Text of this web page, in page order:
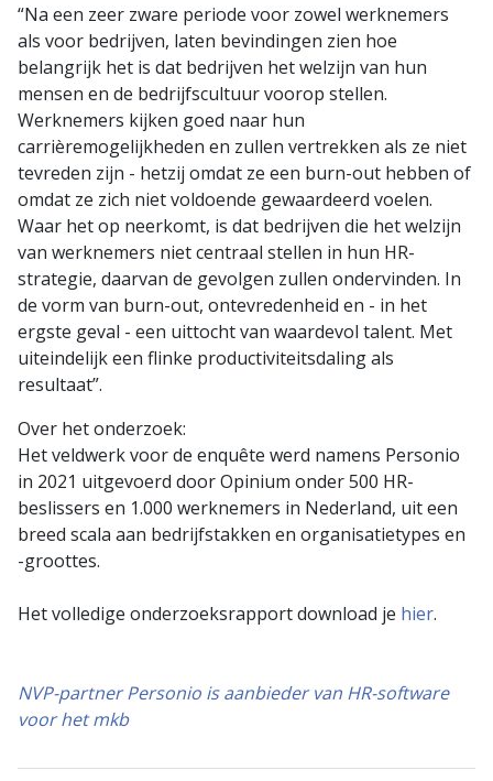
“Na een zeer zware periode voor zowel werknemers
als voor bedrijven, laten bevindingen zien hoe
belangrijk het is dat bedrijven het welzijn van hun
mensen en de bedrijfscultuur voorop stellen.
Werknemers kijken goed naar hun
carrièremogelijkheden en zullen vertrekken als ze niet
tevreden zijn - hetzij omdat ze een burn-out hebben of
omdat ze zich niet voldoende gewaardeerd voelen.
Waar het op neerkomt, is dat bedrijven die het welzijn
van werknemers niet centraal stellen in hun HR-
strategie, daarvan de gevolgen zullen ondervinden. In
de vorm van burn-out, ontevredenheid en - in het
ergste geval - een uittocht van waardevol talent. Met
uiteindelijk een flinke productiviteitsdaling als
resultaat”.
Over het onderzoek:
Het veldwerk voor de enquête werd namens Personio
in 2021 uitgevoerd door Opinium onder 500 HR-
beslissers en 1.000 werknemers in Nederland, uit een
breed scala aan bedrijfstakken en organisatietypes en
-groottes.
Het volledige onderzoeksrapport download je hier.
NVP-partner Personio is aanbieder van HR-software
voor het mkb